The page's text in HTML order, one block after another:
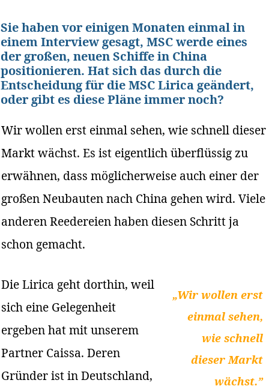
Sie haben vor einigen Monaten einmal in
einem Interview gesagt, MSC werde eines
der großen, neuen Schiffe in China
positionieren. Hat sich das durch die
Entscheidung für die MSC Lirica geändert,
oder gibt es diese Pläne immer noch?
Wir wollen erst einmal sehen, wie schnell dieser
Markt wächst. Es ist eigentlich überflüssig zu
erwähnen, dass möglicherweise auch einer der
großen Neubauten nach China gehen wird. Viele
anderen Reedereien haben diesen Schritt ja
schon gemacht.
„Wir wollen erst
einmal sehen,
wie schnell
dieser Markt
wächst.”
Die Lirica geht dorthin, weil
sich eine Gelegenheit
ergeben hat mit unserem
Partner Caissa. Deren
Gründer ist in Deutschland,